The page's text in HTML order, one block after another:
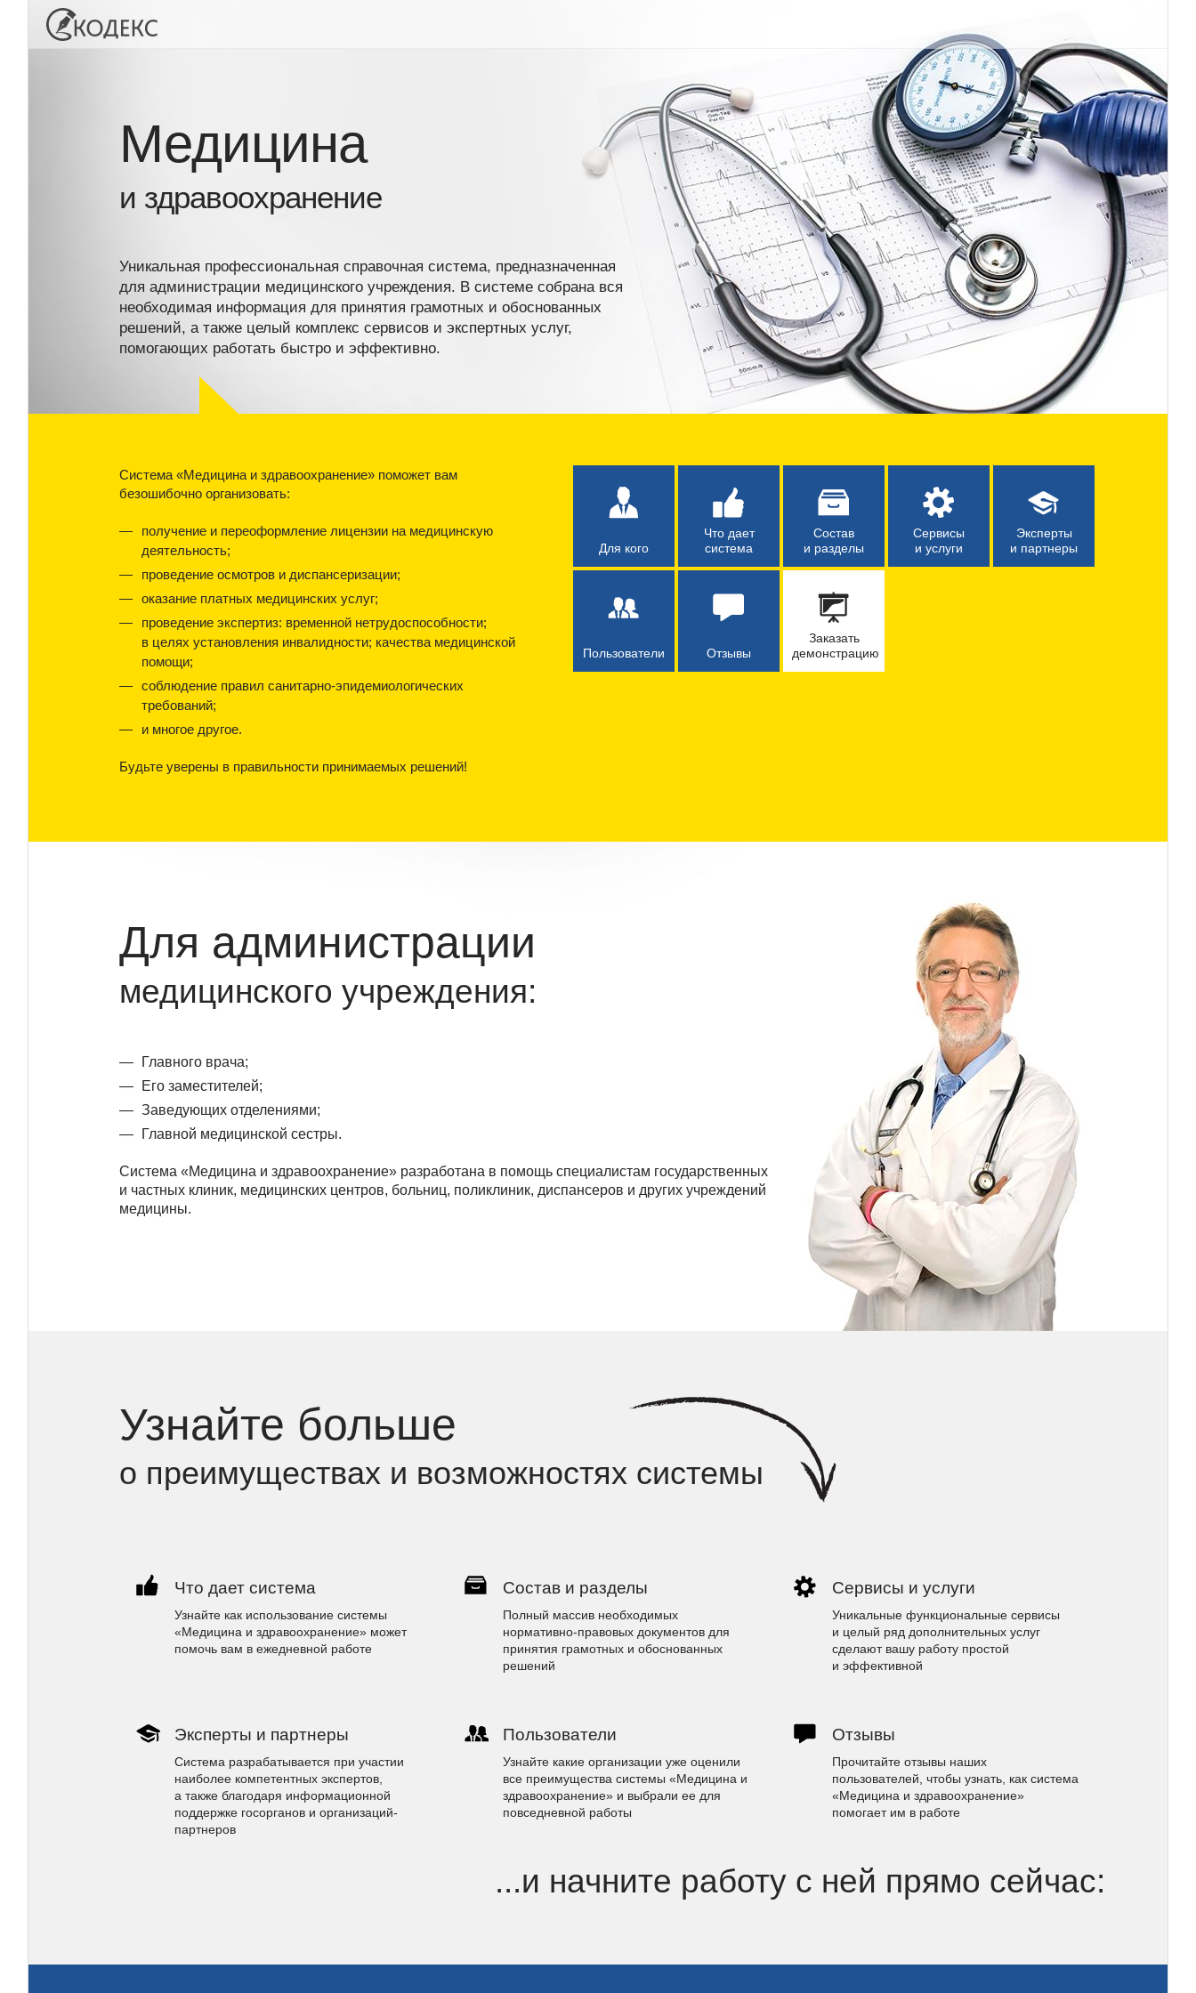
Медицина
и здравоохранение
Уникальная профессиональная справочная система, предназначенная
для администрации медицинского учреждения. В системе собрана вся
необходимая информация для принятия грамотных и обоснованных
решений, а также целый комплекс сервисов и экспертных услуг,
помогающих работать быстро и эффективно.
Система «Медицина и здравоохранение» поможет вам
безошибочно организовать:
получение и переоформление лицензии на медицинскую
деятельность;
проведение осмотров и диспансеризации;
оказание платных медицинских услуг;
проведение экспертиз: временной нетрудоспособности;
в целях установления инвалидности; качества медицинской
помощи;
соблюдение правил санитарно-эпидемиологических
требований;
и многое другое.
Будьте уверены в правильности принимаемых решений!
Для кого
Что дает
система
Состав
и разделы
Сервисы
и услуги
Эксперты
и партнеры
Пользователи Отзывы
Заказать
демонстрацию
Для администрации
медицинского учреждения:
Главного врача;
Его заместителей;
Заведующих отделениями;
Главной медицинской сестры.
Система «Медицина и здравоохранение» разработана в помощь специалистам государственных
и частных клиник, медицинских центров, больниц, поликлиник, диспансеров и других учреждений
медицины.
Узнайте больше
о преимуществах и возможностях системы
Что дает система
Узнайте как использование системы
«Медицина и здравоохранение» может
помочь вам в ежедневной работе
Состав и разделы
Полный массив необходимых
нормативно-правовых документов для
принятия грамотных и обоснованных
решений
Сервисы и услуги
Уникальные функциональные сервисы
и целый ряд дополнительных услуг
сделают вашу работу простой
и эффективной
Эксперты и партнеры
Система разрабатывается при участии
наиболее компетентных экспертов,
а также благодаря информационной
поддержке госорганов и организаций-
партнеров
Пользователи
Узнайте какие организации уже оценили
все преимущества системы «Медицина и
здравоохранение» и выбрали ее для
повседневной работы
Отзывы
Прочитайте отзывы наших
пользователей, чтобы узнать, как система
«Медицина и здравоохранение»
помогает им в работе
...и начните работу с ней прямо сейчас: